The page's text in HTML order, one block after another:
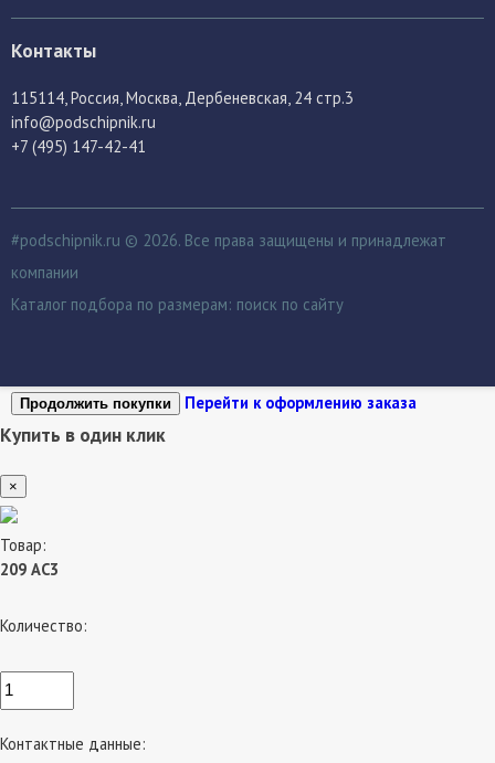
Контакты
115114 , Россия, Москва, Дербеневская, 24 стр.3
info@podschipnik.ru
+7 (495) 147-42-41
#podschipnik.ru © 2026. Все права защищены и принадлежат
компании
Каталог подбора по размерам: поиск по сайту
Продолжить покупки Перейти к оформлению заказа
Купить в один клик
×
Товар:
209 АС3
Количество:
Контактные данные: